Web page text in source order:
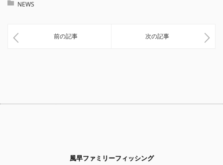
NEWS
前の記事 次の記事
風早ファミリーフィッシング